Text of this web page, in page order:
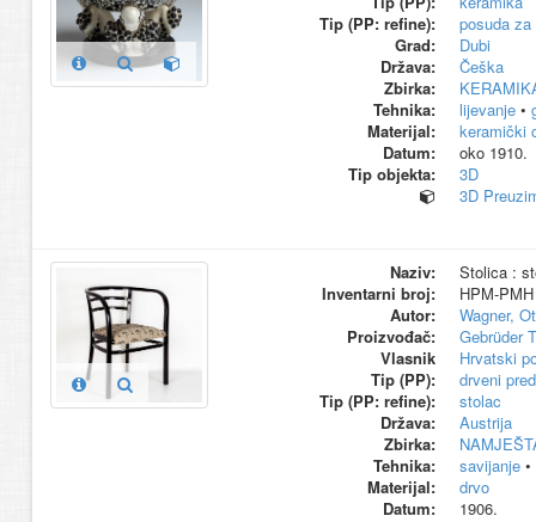
Tip (PP: refine):
posuda
Grad:
Dubi
Država:
Češka
Zbirka:
Tehnika:
lijevanje•
Materijal:
keramički
Datum:
oko 1910.
Tip objekta:
3D
3D
Naziv:
Stolica :
Inventarni broj:
HPM-
Autor:
Wagner,
Proizvođač:
Gebrüder
Vlasnik
Hrvatski
Tip (PP):
drveni
Tip (PP: refine):
stolac
Država:
Austrija
Zbirka:
Tehnika:
savijanje•
Materijal:
drvo
Datum:
1906.